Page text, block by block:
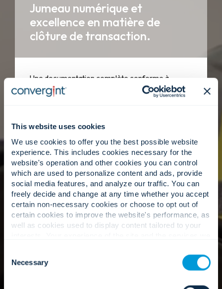
This website uses cookies
We use cookies to offer you the best possible website
experience. This includes cookies necessary for the
website's operation and other cookies you can control
which are used to personalize content and ads, provide
social media features, and analyze our traffic. You can
freely decide and change at any time whether you accept
certain non-necessary cookies or choose to opt out of
certain cookies to improve the website's performance, as
well as cookies used to display content tailored to your
cookies. Click "Show details" below for more information
about who we share your information with.
Selection
Necessary
Jumeau numérique et
excellence en matière de
clôture de transaction.
Une documentation complète conforme à
l'existant et des transferts numériques qui
permettent à votre équipe de disposer d'une
Expertise locale, intelligence
globale.
Une responsabilité locale alimentée par une
vision globale, pour tenir notre promesse d'être